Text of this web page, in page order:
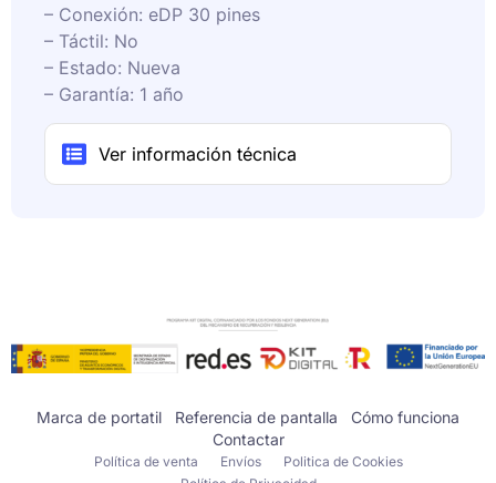
– Conexión: eDP 30 pines
– Táctil: No
– Estado: Nueva
– Garantía: 1 año
Ver información técnica
Marca de portatil Referencia de pantalla
Cómo funciona
Contactar
Política de venta Envíos
Politica de Cookies